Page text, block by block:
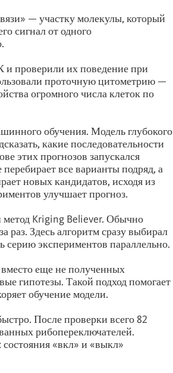
— участку молекулы, который
сигнал от одного
и проверили их поведение при
проточную цитометрию —
огромного числа клеток по
обучения. Модель глубокого
какие последовательности
этих прогнозов запускался
все варианты подряд, а
новых кандидатов, исходя из
улучшает прогноз.
метод Kriging Believer. Обычно
раз. Здесь алгоритм сразу выбирал
серию экспериментов параллельно.
еще не полученных
гипотезы. Такой подход помогает
обучение модели.
После проверки всего 82
рибопереключателей.
«вкл» и «выкл»